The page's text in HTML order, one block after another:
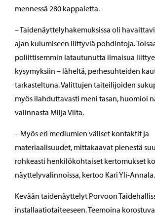
mennessä 280 kappaletta.
– Taidenäyttelyhakemuksissa oli
ajan kulumiseen liittyviä pohdintoja.
poliittisemmin latautunutta ilmaisua
kysymyksiin – läheltä, perhesuhteiden
tarkasteltuna. Valittujen taiteilijoiden
myös ilahduttavasti meni tasan, huomioi
valinnasta Milja Viita.
– Myös eri mediumien väliset kontaktit ja
materiaalisuudet, mittakaavat pienestä
rohkeasti henkilökohtaiset kertomukset
näyttelyvalinnoissa, kertoo Kari Yli-Annala.
Kevään taidenäyttelyt Porvoon
installaatiotaiteeseen. Teemoina